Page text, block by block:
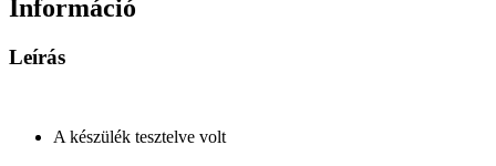
Információ
Leírás
A készülék tesztelve volt